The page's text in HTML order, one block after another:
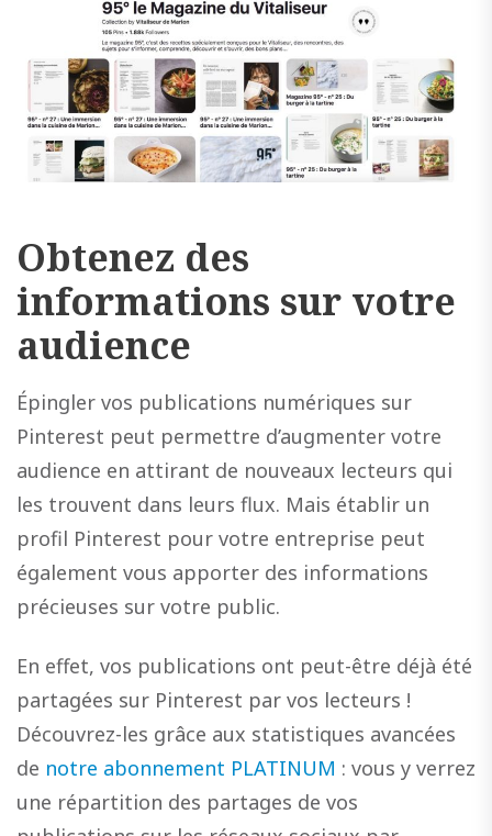
Obtenez des
informations sur votre
audience
Épingler vos publications numériques sur
Pinterest peut permettre d’augmenter votre
audience en attirant de nouveaux lecteurs qui
les trouvent dans leurs flux. Mais établir un
profil Pinterest pour votre entreprise peut
également vous apporter des informations
précieuses sur votre public.
En effet, vos publications ont peut-être déjà été
partagées sur Pinterest par vos lecteurs !
Découvrez-les grâce aux statistiques avancées
de notre abonnement PLATINUM : vous y verrez
une répartition des partages de vos